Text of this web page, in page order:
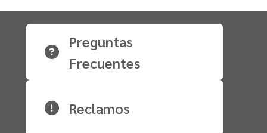
Preguntas
Frecuentes
Reclamos